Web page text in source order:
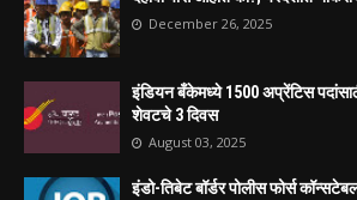
December 26, 2025
इंडियन बँकेमध्ये 1500 अप्रेंटिस
शेवटचे 3 दिवस
August 03, 2025
इंडो-तिबेट बॉर्डर पोलीस फोर्स